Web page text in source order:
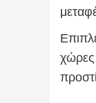
χώρες